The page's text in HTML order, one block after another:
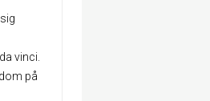
vinci.
på